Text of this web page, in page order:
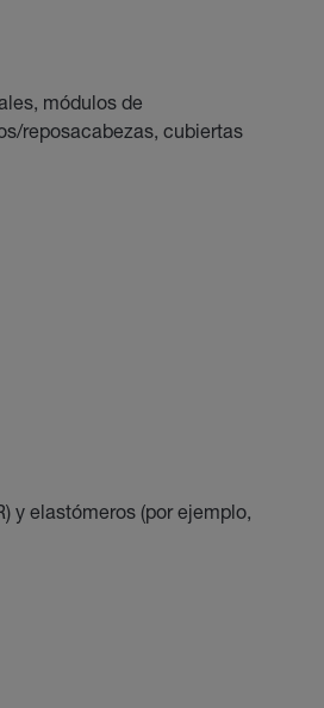
módulos de
reposacabezas, cubiertas
y elastómeros (por ejemplo,